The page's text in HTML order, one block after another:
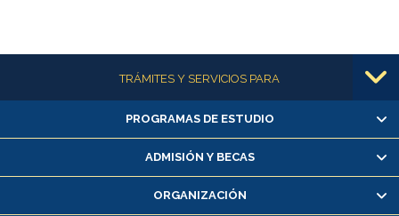
Más informaciónTRÁMITES Y SERVICIOS PARA
Alumnas/os y exalumnas/os
Matrícula en línea
Inscripción y cambio de asignaturas
Consulta y certificado de notas
PROGRAMAS DE ESTUDIO
ADMISIÓN Y BECAS
ORGANIZACIÓN